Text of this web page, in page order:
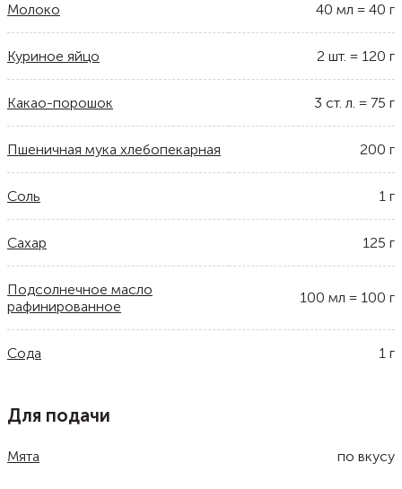
Молоко 40 мл = 40 г
Куриное яйцо 2 шт. = 120 г
Какао-порошок 3 ст. л. = 75 г
Пшеничная мука хлебопекарная 200 г
Соль 1 г
Сахар 125 г
Подсолнечное масло
рафинированное
100 мл = 100 г
Сода 1 г
Для подачи
Мята по вкусу